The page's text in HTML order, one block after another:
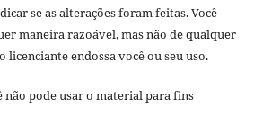
se as alterações foram feitas. Você
maneira razoável, mas não de qualquer
licenciante endossa você ou seu uso.
não pode usar o material para fins